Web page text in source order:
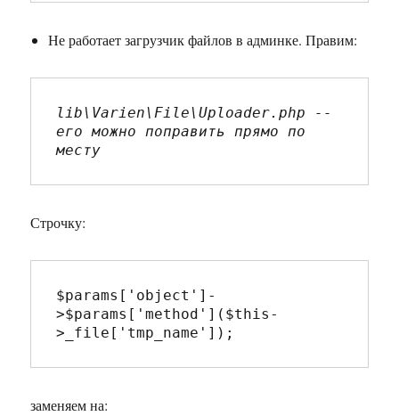
Не работает загрузчик файлов в админке. Правим:
lib\Varien\File\Uploader.php --
его можно поправить прямо по
месту
Строчку:
$params['object']-
>$params['method']($this-
>_file['tmp_name']);
заменяем на: